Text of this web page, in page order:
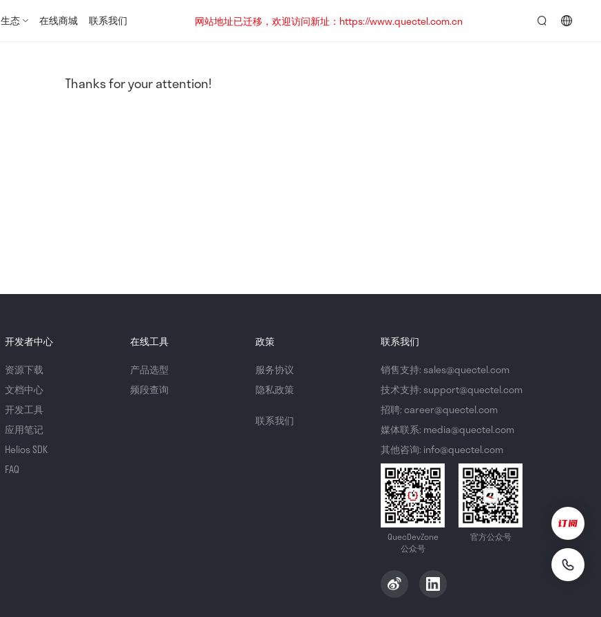
生态 在线商城 联系我们
网站地址已迁移，欢迎访问新址：https://www.quectel.com.cn
Thanks for your attention!
开发者中心
资源下载
文档中心
开发工具
应用笔记
Helios SDK
FAQ
在线工具
产品选型
频段查询
政策
服务协议
隐私政策
联系我们
联系我们
销售支持: sales@quectel.com
技术支持: support@quectel.com
招聘: career@quectel.com
媒体联系: media@quectel.com
其他咨询: info@quectel.com
QuecDevZone
公众号
官方公众号